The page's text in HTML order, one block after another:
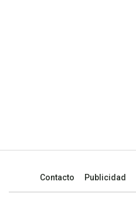
Contacto Publicidad